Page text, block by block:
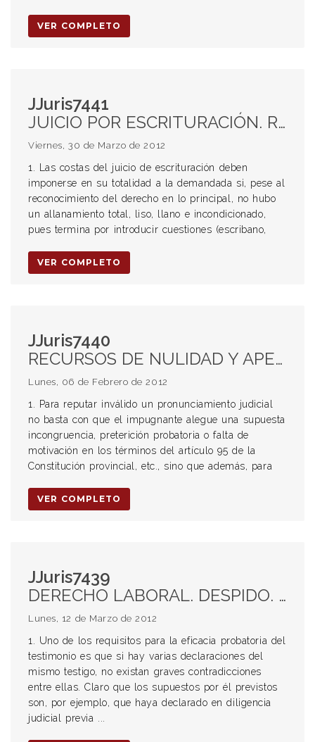
VER COMPLETO
JJuris7441
JUICIO POR ESCRITURACIÓN. RECHAZA APELACIÓN. COSTAS DEL JUICIO. DEMANDADA. INEXISTENCIA DE ALLANAMIENTO TOTAL. ART 230 CPCC. CONDUCTA ASUMIDA POR LA DEMANDADA EN EL PROCESO O FUERA DE EL, QUE ES MOTIVO DEL RECLAMO. ESCRITURA PÚBLICA. DEMANDADOS EN EL PLAZO INDICADO POR EL JUEZ. SUBSIDIARIAMENTE POR EL JUEZ POR EL INCUMPLIMIENTO DE LOS DEMANDADOS. PLAZO FIJADO JUDICIALMENTE.
Viernes, 30 de Marzo de 2012
1. Las costas del juicio de escrituración deben
imponerse en su totalidad a la demandada si, pese al
reconocimiento del derecho en lo principal, no hubo
un allanamiento total, liso, llano e incondicionado,
pues termina por introducir cuestiones (escribano,
VER COMPLETO
JJuris7440
RECURSOS DE NULIDAD Y APELACIÓN. RECHAZO. REQUISITOS. PRUEBA DE QUE EL FALLO SE HA APARTADO DE LOS TÉRMINOS EN QUE QUEDÓ TRABADA LA LITIS. FALTA DE CONSIDERACIÓN DE ALGÚN HECHO O PRUEBAS DECISIVAS. CONTRARIEDAD CON LO QUE PROPICIA LA LEY. PRESUNCIÓN DE LEGITIMIDAD DE LA CERTIFICACIÓN DE DEUDA EMITIDA POR LA EPE. CONSUMO ELÉCTRICO. LEGITIMIDAD DE DENEGACIÓN DEL SUMINISTRO. SUSTENTO EN LA REGLAMENTACIÓN APLICABLE. DEUDAS EXIGIBLES EN CONCEPTO DE ENERGÍA ELÉCTRICA Y ACCESORIOS. ART 24 Y 25 LEY 10014. ART 3 PÁRR. 1° REGLAMENTO GENERAL PARA EL SUMINISTRO Y COMERCIALIZACIÓN DEL SERVICIO ELÉCTRICO. ART 23 LEY DE DEFENSA DEL CONSUMIDOR. PRUEBA. PROVEEDORES. CERTIFICADO DE DEUDA. TÍTULO EJECUTIVO SUFICIENTE. PRESUNCIÓN DE LEGITIMIDAD. CARGAS PROBATORIAS DINÁMICAS. DEFENSA DEL CONSUMIDOR.
Lunes, 06 de Febrero de 2012
1. Para reputar inválido un pronunciamiento judicial
no basta con que el impugnante alegue una supuesta
incongruencia, preterición probatoria o falta de
motivación en los términos del artículo 95 de la
Constitución provincial, etc., sino que además, para
VER COMPLETO
JJuris7439
DERECHO LABORAL. DESPIDO. EFICACIA PROBATORIA DE LAS DECLARACIONES TESTIMONIALES. INEXISTENCIA DE CONTRADICCIONES. DECLARACIÓN DE UNA MISMA PERSONA DOS VECES EN EL MISMO EXPEDIENTE POR EL MISMO HECHO. INCREÍBLE SITUACIÓN. INAPLICABILIDAD DE LA PRESUNCIÓN DEL ART 23 LCT. INEXISTENCIA DE DEPENDENCIA. SERVICIOS EN FORMA LIBRE E INDEPENDIENTE. REVOCA SENTENCIA DE PRIMERA INSTANCIA. RECHAZO DE LA DEMANDA.
Lunes, 12 de Marzo de 2012
1. Uno de los requisitos para la eficacia probatoria del
testimonio es que si hay varias declaraciones del
mismo testigo, no existan graves contradicciones
entre ellas. Claro que los supuestos por él previstos
son, por ejemplo, que haya declarado en diligencia
judicial previa ...